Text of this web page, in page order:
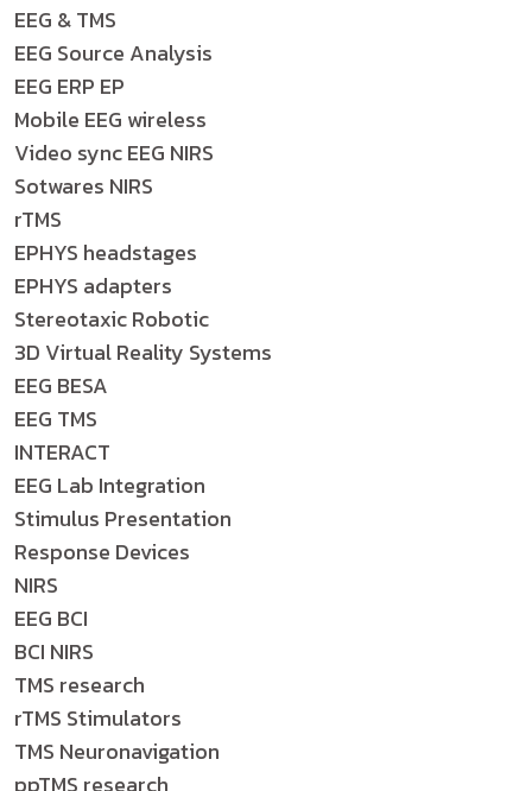
EEG & TMS
EEG Source Analysis
EEG ERP EP
Mobile EEG wireless
Video sync EEG NIRS
Sotwares NIRS
rTMS
EPHYS headstages
EPHYS adapters
Stereotaxic Robotic
3D Virtual Reality Systems
EEG BESA
EEG TMS
INTERACT
EEG Lab Integration
Stimulus Presentation
Response Devices
NIRS
EEG BCI
BCI NIRS
TMS research
rTMS Stimulators
TMS Neuronavigation
ppTMS research